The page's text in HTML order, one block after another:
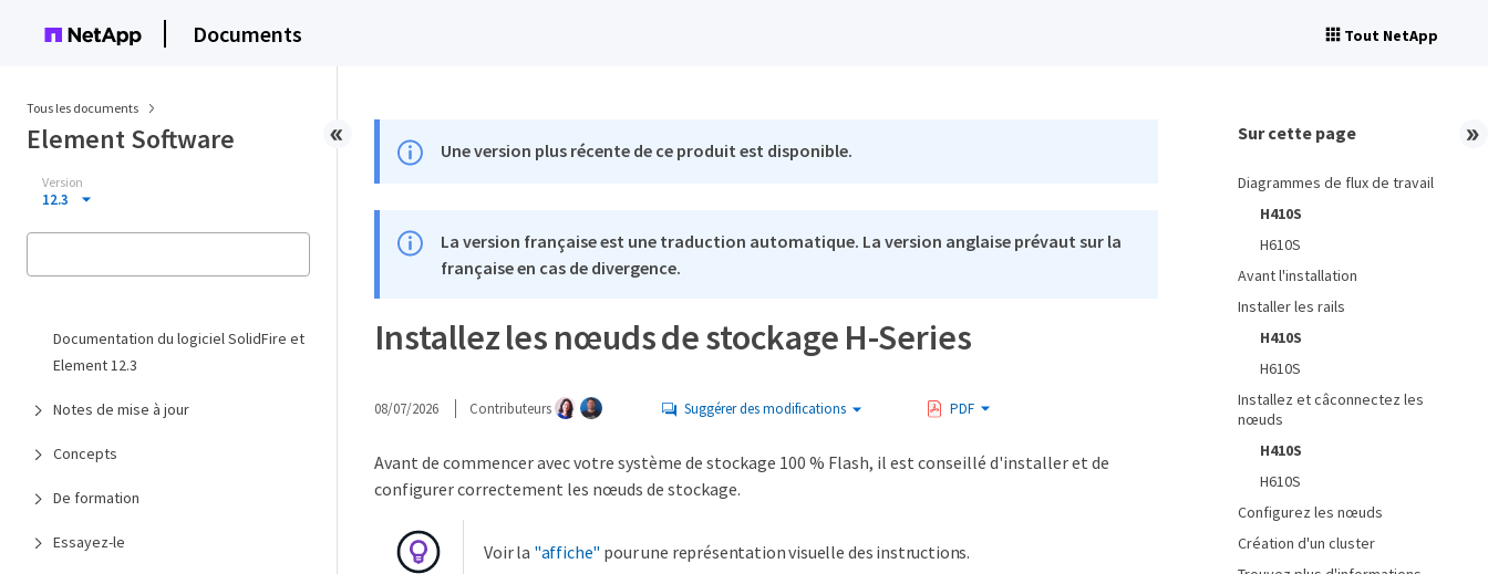
Documents Tout NetApp
Tous les documents
Element Software
Version
12.3
Documentation du logiciel SolidFire et
Element 12.3
Notes de mise à jour
Concepts
De formation
Essayez-le
Une version plus récente de ce produit est disponible.
La version française est une traduction automatique. La version anglaise prévaut sur la
française en cas de divergence.
Installez les nœuds de stockage H-Series
08/07/2026 Contributeurs Suggérer des modifications PDF
Avant de commencer avec votre système de stockage 100 % Flash, il est conseillé d'installer et de
configurer correctement les nœuds de stockage.
Voir la "affiche" pour une représentation visuelle des instructions.
Sur cette page
Diagrammes de flux de travail
H410S
H610S
Avant l'installation
Installer les rails
H410S
H610S
Installez et câconnectez les
nœuds
H410S
H610S
Configurez les nœuds
Création d'un cluster